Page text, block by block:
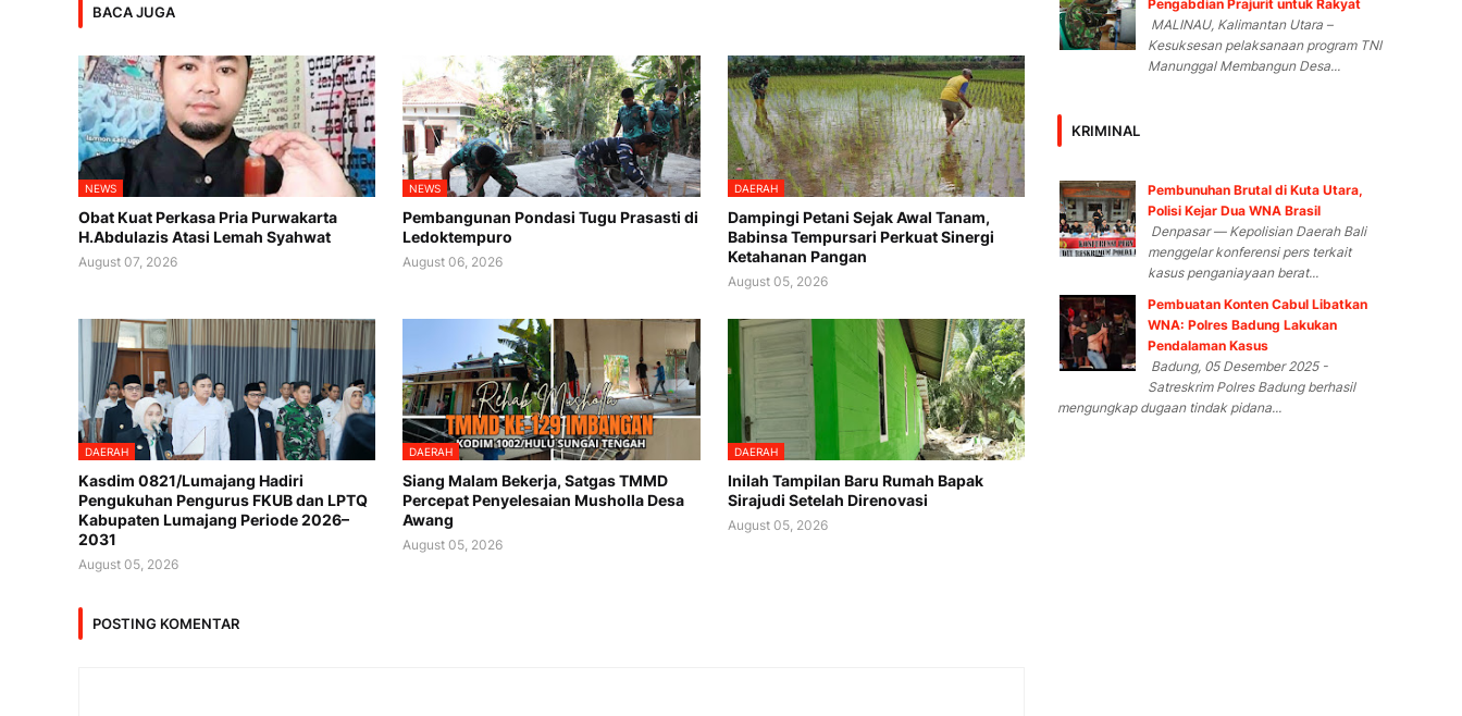
BACA JUGA
NEWS
Obat Kuat Perkasa Pria Purwakarta
H.Abdulazis Atasi Lemah Syahwat
August 07, 2026
NEWS
Pembangunan Pondasi Tugu Prasasti di
Ledoktempuro
August 06, 2026
DAERAH
Dampingi Petani Sejak Awal Tanam,
Babinsa Tempursari Perkuat Sinergi
Ketahanan Pangan
August 05, 2026
DAERAH
Kasdim 0821/Lumajang Hadiri
Pengukuhan Pengurus FKUB dan LPTQ
Kabupaten Lumajang Periode 2026–
2031
August 05, 2026
DAERAH
Siang Malam Bekerja, Satgas TMMD
Percepat Penyelesaian Musholla Desa
Awang
August 05, 2026
DAERAH
Inilah Tampilan Baru Rumah Bapak
Sirajudi Setelah Direnovasi
August 05, 2026
POSTING KOMENTAR
Pengabdian Prajurit untuk Rakyat
MALINAU, Kalimantan Utara –
Kesuksesan pelaksanaan program TNI
Manunggal Membangun Desa...
KRIMINAL
Pembunuhan Brutal di Kuta Utara,
Polisi Kejar Dua WNA Brasil
Denpasar — Kepolisian Daerah Bali
menggelar konferensi pers terkait
kasus penganiayaan berat...
Pembuatan Konten Cabul Libatkan
WNA: Polres Badung Lakukan
Pendalaman Kasus
Badung, 05 Desember 2025 -
Satreskrim Polres Badung berhasil
mengungkap dugaan tindak pidana...